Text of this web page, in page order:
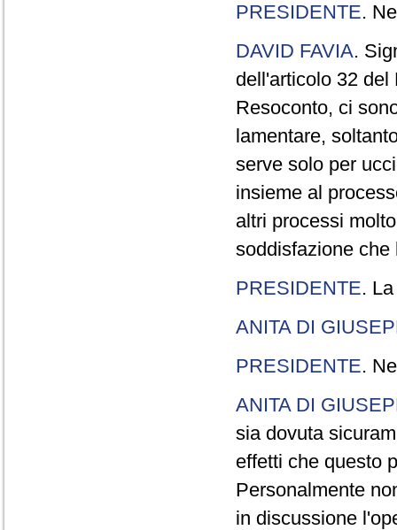
PRESIDENTE.
DAVID FAVIA.
dell'articolo 32 del
Resoconto, ci
lamentare,
serve solo per
insieme al
altri processi
soddisfazione che
PRESIDENTE.
ANITA DI
PRESIDENTE.
ANITA DI
sia dovuta
effetti che questo
Personalmente
in discussione